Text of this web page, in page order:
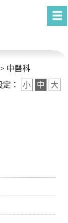
> 中醫科
定：
小 中 大